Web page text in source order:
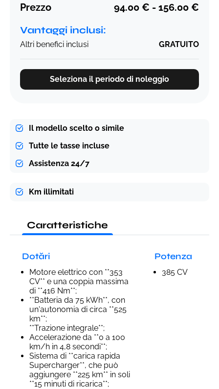
Prezzo 94.00 € - 156.00 €
Vantaggi inclusi:
Altri benefici inclusi GRATUITO
Seleziona il periodo di noleggio
Il modello scelto o simile
Tutte le tasse incluse
Assistenza 24/7
Km illimitati
Caratteristiche
Dotări
Motore elettrico con **353
CV** e una coppia massima
di **416 Nm**;
**Batteria da 75 kWh**, con
un'autonomia di circa **525
km**;
**Trazione integrale**;
Accelerazione da **0 a 100
km/h in 4,8 secondi**;
Sistema di **carica rapida
Supercharger**, che può
aggiungere **225 km** in soli
**15 minuti di ricarica**;
Potenza
385 CV